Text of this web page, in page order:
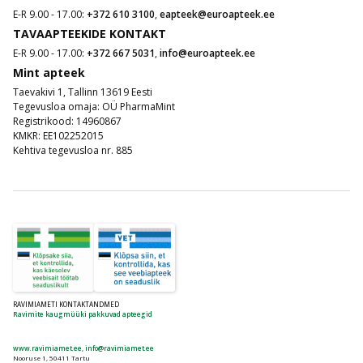
E-R 9.00 - 17.00: +372 610 3100,eapteek@euroapteek.ee
TAVAAPTEEKIDE KONTAKT
E-R 9.00 - 17.00: +372 667 5031,info@euroapteek.ee
Mint apteek
Taevakivi 1, Tallinn 13619 Eesti
Tegevusloa omaja: OÜ PharmaMint
Registrikood: 14960867
KMKR: EE102252015
Kehtiva tegevusloa nr. 885
RAVIMIAMETI KONTAKTANDMED
Ravimite kaugmüüki pakkuvad apteegid
www.ravimiamet.ee info@ravimiamet.ee
Nooruse 1, 50411 Tartu